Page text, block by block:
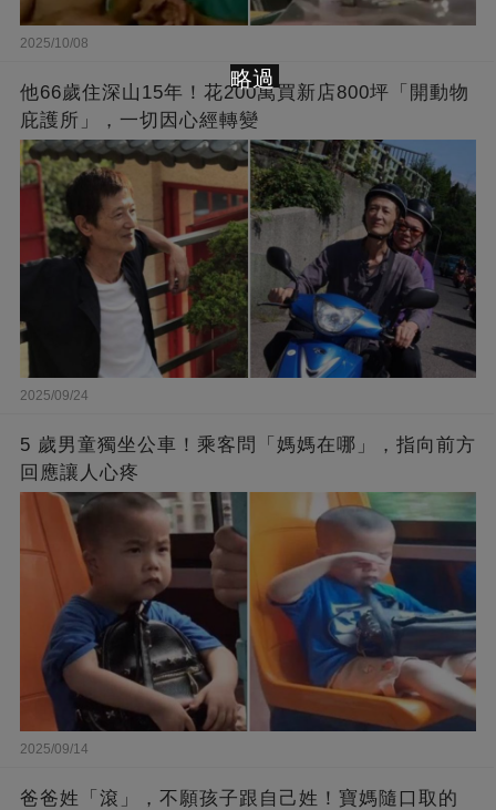
2025/10/08
他66歲住深山15年！花200萬買新店800坪「開動物
庇護所」，一切因心經轉變
2025/09/24
5 歲男童獨坐公車！乘客問「媽媽在哪」，指向前方
回應讓人心疼
2025/09/14
爸爸姓「滾」，不願孩子跟自己姓！寶媽隨口取的
略過